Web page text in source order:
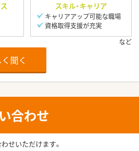
スキル・キャリア
キャリアアップ可能な職場
資格取得支援が充実
聞く
合わせ
せいただけます。